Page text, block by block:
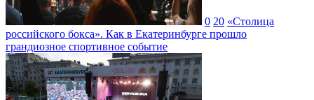
0 20 «Столица
российского бокса». Как в Екатеринбурге прошло
грандиозное спортивное событие